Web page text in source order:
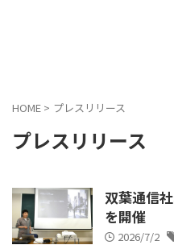
AIO × LLMO
HOME > プレスリリース
プレスリリース
双葉通信
を開催
2026/7/2